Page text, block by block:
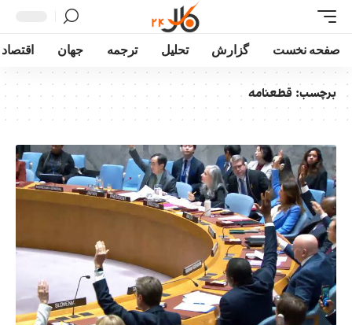
صفحه نخست گزارش تحلیل ترجمه جهان اقتصاد
برچسب: قطعنامه